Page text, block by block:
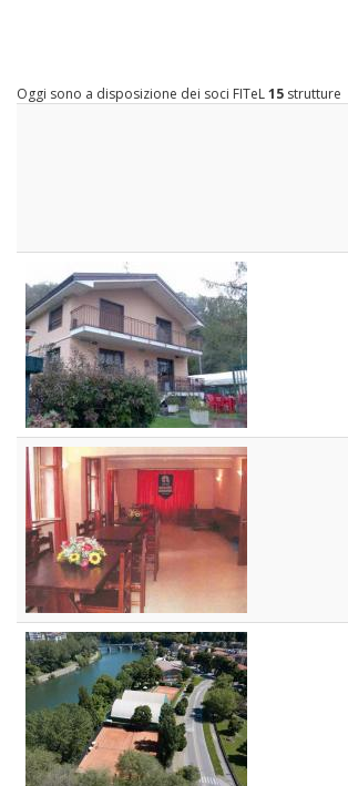
Oggi sono a disposizione dei soci FITeL15 strutture